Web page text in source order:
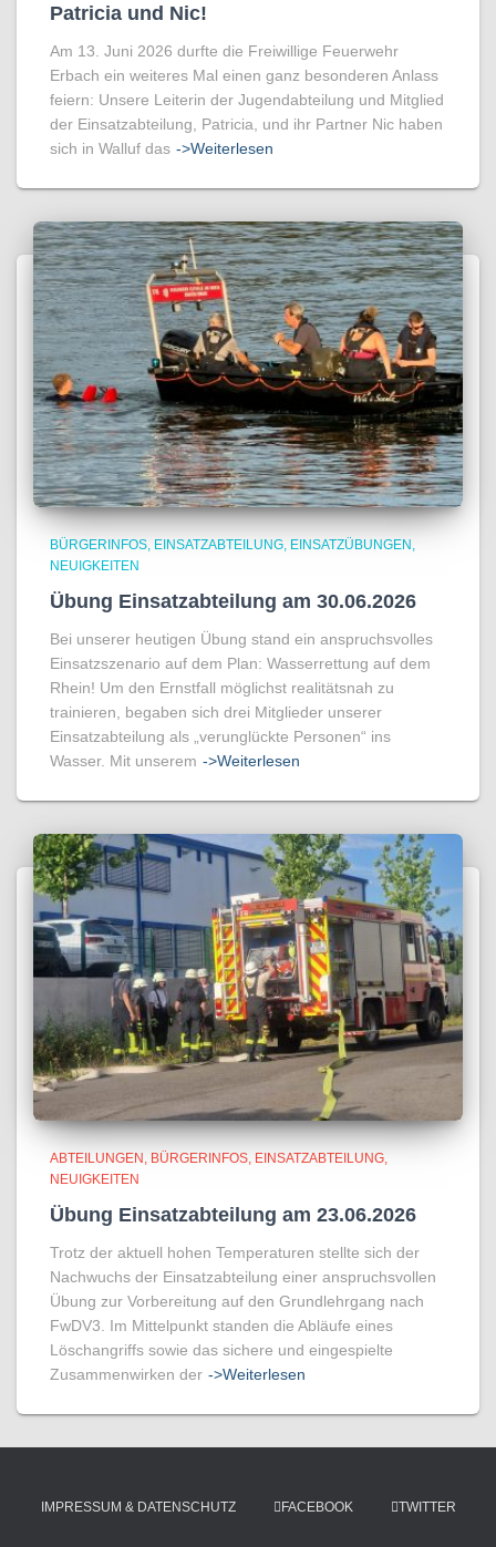
Patricia und Nic!
Am 13. Juni 2026 durfte die Freiwillige Feuerwehr
Erbach ein weiteres Mal einen ganz besonderen Anlass
feiern: Unsere Leiterin der Jugendabteilung und Mitglied
der Einsatzabteilung, Patricia, und ihr Partner Nic haben
sich in Walluf das ->Weiterlesen
BÜRGERINFOS EINSATZABTEILUNG EINSATZÜBUNGEN
NEUIGKEITEN
Übung Einsatzabteilung am 30.06.2026
Bei unserer heutigen Übung stand ein anspruchsvolles
Einsatzszenario auf dem Plan: Wasserrettung auf dem
Rhein! Um den Ernstfall möglichst realitätsnah zu
trainieren, begaben sich drei Mitglieder unserer
Einsatzabteilung als „verunglückte Personen“ ins
Wasser. Mit unserem ->Weiterlesen
ABTEILUNGEN BÜRGERINFOS EINSATZABTEILUNG
NEUIGKEITEN
Übung Einsatzabteilung am 23.06.2026
Trotz der aktuell hohen Temperaturen stellte sich der
Nachwuchs der Einsatzabteilung einer anspruchsvollen
Übung zur Vorbereitung auf den Grundlehrgang nach
FwDV3. Im Mittelpunkt standen die Abläufe eines
Löschangriffs sowie das sichere und eingespielte
Zusammenwirken der ->Weiterlesen
IMPRESSUM & DATENSCHUTZ FACEBOOK TWITTER